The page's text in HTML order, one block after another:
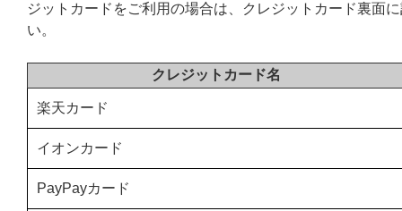
ジットカードをご利用の場合は、クレジットカード裏面
い。
クレジットカード名
楽天カード
イオンカード
PayPayカード